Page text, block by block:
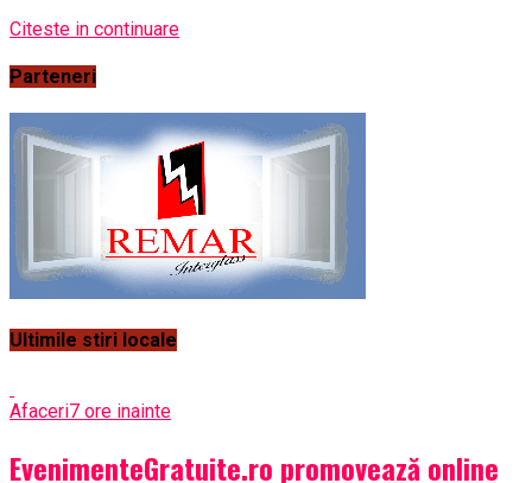
Citeste in continuare
Parteneri
Ultimile stiri locale
Afaceri7 ore inainte
EvenimenteGratuite.ro promovează online